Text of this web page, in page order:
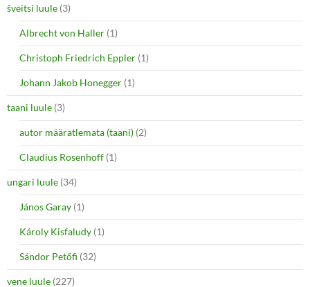
šveitsi luule (3)
Albrecht von Haller (1)
Christoph Friedrich Eppler (1)
Johann Jakob Honegger (1)
taani luule (3)
autor määratlemata (taani) (2)
Claudius Rosenhoff (1)
ungari luule (34)
János Garay (1)
Károly Kisfaludy (1)
Sándor Petőfi (32)
vene luule (227)